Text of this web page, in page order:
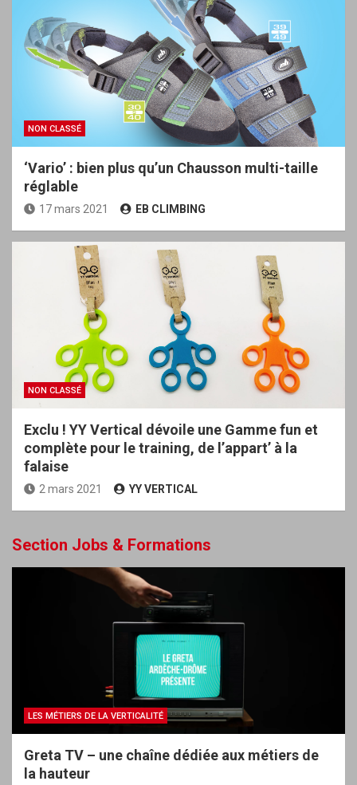
NON CLASSÉ
‘Vario’ : bien plus qu’un Chausson multi-taille
réglable
17 mars 2021 EB CLIMBING
NON CLASSÉ
Exclu ! YY Vertical dévoile une Gamme fun et
complète pour le training, de l’appart’ à la
falaise
2 mars 2021 YY VERTICAL
Section Jobs & Formations
LES MÉTIERS DE LA VERTICALITÉ
Greta TV – une chaîne dédiée aux métiers de
la hauteur